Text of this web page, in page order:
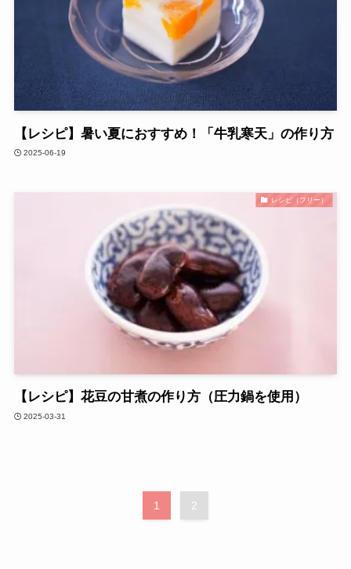
【レシピ】暑い夏におすすめ！「牛乳寒天」の作り方
2025-06-19
レシピ（フリー）
【レシピ】花豆の甘煮の作り方（圧力鍋を使用）
2025-03-31
1 2